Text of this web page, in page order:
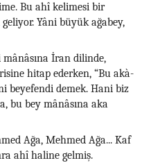
Bu ahî kelimesi bir
Yâni büyük ağabey,
İran dilinde,
hitap ederken, “Bu akà-
beyefendi demek. Hani biz
bu bey mânâsına aka
Ağa, Mehmed Ağa... Kaf
ahî haline gelmiş.